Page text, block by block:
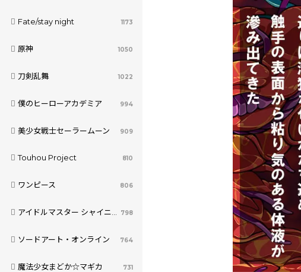
Fate/stay night 1173
原神 1050
刀剣乱舞 1022
僕のヒーローアカデミア 994
美少女戦士セーラームーン 909
Touhou Project 810
ワンピース 806
アイドルマスター シャイニーカラーズ 798
ソードアート・オンライン 764
魔法少女まどか☆マギカ 731